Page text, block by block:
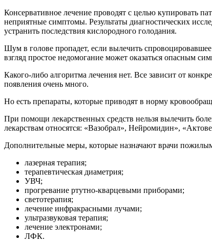
Консервативное лечение проводят с целью купировать
неприятные симптомы. Результаты диагностических
устранить последствия кислородного голодания.
Шум в голове пропадет, если вылечить
взгляд простое недомогание может оказаться опасным
Какого-либо алгоритма лечения нет. Все зависит от
появления очень много.
Но есть препараты, которые приводят в норму
При помощи лекарственных средств нельзя вылечить
лекарствам относятся: «Вазобрал», Нейромидин»,
Дополнительные меры, которые назначают врачи
лазерная терапия;
терапевтическая диаметрия;
УВЧ;
прогревание ртутно-кварцевыми приборами;
светотерапия;
лечение инфракрасными лучами;
ультразвуковая терапия;
лечение электронами;
ЛФК.